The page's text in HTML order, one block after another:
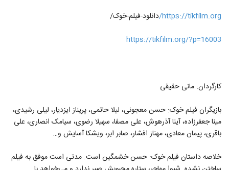
https://tikfilm.org/ دانلود-فیلم-خوک/
https://tikfilm.org/?p=16003
کارگردان: مانی حقیقی
بازیگران فیلم خوک: حسن معجونی، لیلا حاتمی، پریناز ایزدیار، لیلی رشیدی،
مینا جعفرزاده، آینا آذرهوش، علی مصفا، سهیلا رضوی، سیامک انصاری، علی
باقری، پیمان معادی، مهناز افشار، صابر ابر، ویشکا آسایش و…
خلاصه داستان فیلم خوک: حسن خشمگین است. مدتی است موفق به فیلم